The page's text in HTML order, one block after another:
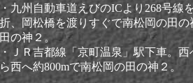
・九州自動車道えびのICより268号線
折、岡松橋を渡りすぐで南松岡の田
田の神２。
・
ＪＲ吉都線「京町温泉」駅下車。西
ら西へ約800mで南松岡の田の神２。